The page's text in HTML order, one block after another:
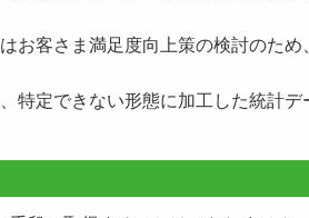
お客さま満足度向上策の検討のため
特定できない形態に加工した統計デ